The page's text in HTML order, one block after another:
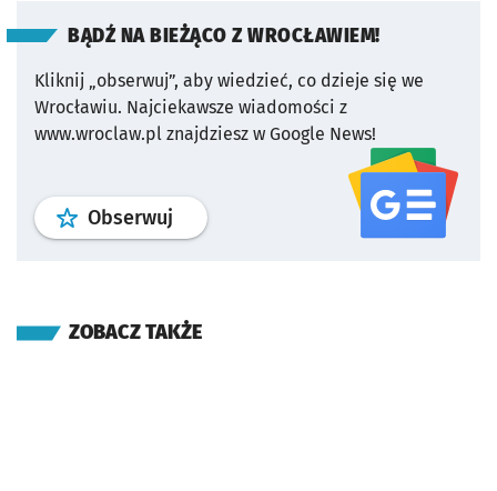
BĄDŹ NA BIEŻĄCO Z WROCŁAWIEM!
Kliknij „obserwuj”, aby wiedzieć, co dzieje się we
Wrocławiu. Najciekawsze wiadomości z
www.wroclaw.pl znajdziesz w Google News!
Obserwuj profil serwisu
ZOBACZ TAKŻE